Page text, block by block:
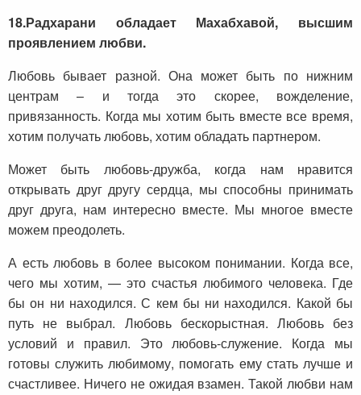
18.Радхарани обладает Махабхавой, высшим
проявлением любви.
Любовь бывает разной. Она может быть по нижним
центрам – и тогда это скорее, вожделение,
привязанность. Когда мы хотим быть вместе все время,
хотим получать любовь, хотим обладать партнером.
Может быть любовь-дружба, когда нам нравится
открывать друг другу сердца, мы способны принимать
друг друга, нам интересно вместе. Мы многое вместе
можем преодолеть.
А есть любовь в более высоком понимании. Когда все,
чего мы хотим, — это счастья любимого человека. Где
бы он ни находился. С кем бы ни находился. Какой бы
путь не выбрал. Любовь бескорыстная. Любовь без
условий и правил. Это любовь-служение. Когда мы
готовы служить любимому, помогать ему стать лучше и
счастливее. Ничего не ожидая взамен. Такой любви нам